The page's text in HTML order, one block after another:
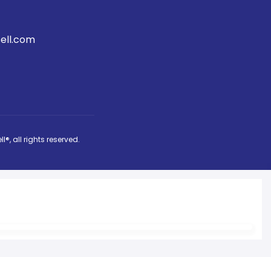
, all rights reserved.